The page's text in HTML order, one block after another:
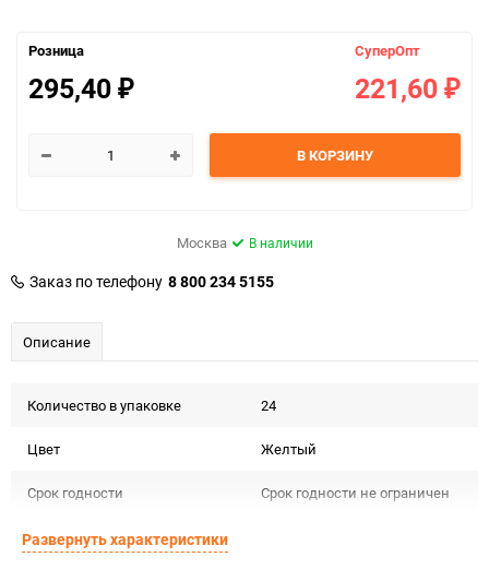
Розница
295,40 ₽
СуперОпт
221,60 ₽
В КОРЗИНУ
Москва В наличии
Заказ по телефону 8 800 234 5155
Описание
Количество в упаковке 24
Цвет Желтый
Срок годности Срок годности не ограничен
Предназначение товара
Развернуть характеристики